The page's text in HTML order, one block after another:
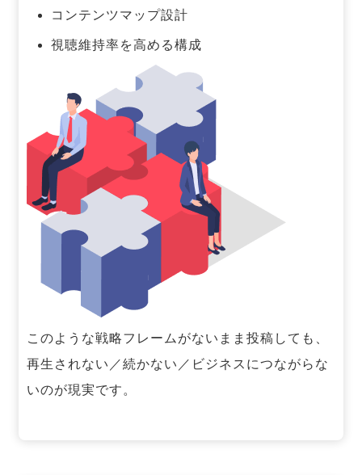
コンテンツマップ設計
視聴維持率を高める構成
このような戦略フレームがないまま投稿しても、
再生されない／続かない／ビジネスにつながらな
いのが現実です。